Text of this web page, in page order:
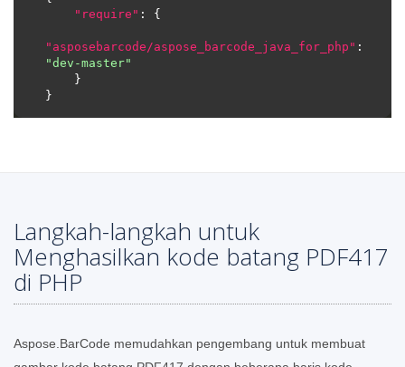
"require"
"asposebarcode/aspose_barcode_java_for_php"
"dev-master"
Langkah-langkah untuk
Menghasilkan kode batang PDF417
di PHP
Aspose.BarCode memudahkan pengembang untuk membuat